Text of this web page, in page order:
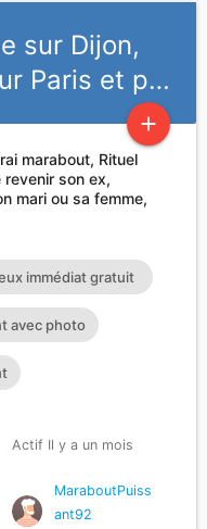
sur Dijon,
Paris et p…
add
marabout, Rituel
son ex,
mari ou sa femme,
immédiat gratuit
avec photo
Actif Il y a un mois
MaraboutPuiss
ant92